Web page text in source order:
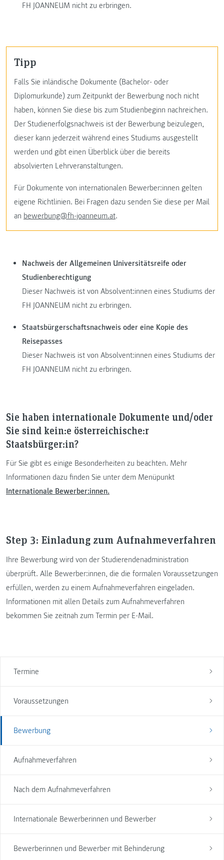
Termine
Voraussetzungen
Bewerbung
Aufnahmeverfahren
Nach dem Aufnahmeverfahren
Internationale Bewerberinnen und Bewerber
Bewerberinnen und Bewerber mit Behinderung
FH JOANNEUM nicht zu erbringen.
Tipp
Falls Sie inländische Dokumente (Bachelor- oder
Diplomurkunde) zum Zeitpunkt der Bewerbung noch nicht
haben, können Sie diese bis zum Studienbeginn nachreichen.
Der Studienerfolgsnachweis ist der Bewerbung beizulegen,
dieser kann jederzeit während eines Studiums ausgestellt
werden und gibt einen Überblick über die bereits
absolvierten Lehrveranstaltungen.
Für Dokumente von internationalen Bewerber:innen gelten
eigene Richtlinien. Bei Fragen dazu senden Sie diese per Mail
an bewerbung@fh-joanneum.at.
Nachweis der Allgemeinen Universitätsreife oder
Studienberechtigung
Dieser Nachweis ist von Absolvent:innen eines Studiums der
FH JOANNEUM nicht zu erbringen.
Staatsbürgerschaftsnachweis oder eine Kopie des
Reisepasses
Dieser Nachweis ist von Absolvent:innen eines Studiums der
FH JOANNEUM nicht zu erbringen.
Sie haben internationale Dokumente und/oder
Sie sind kein:e österreichische:r
Staatsbürger:in?
Für Sie gibt es einige Besonderheiten zu beachten. Mehr
Informationen dazu finden Sie unter dem Menüpunkt
Internationale Bewerber:innen.
Step 3: Einladung zum Aufnahmeverfahren
Ihre Bewerbung wird von der Studierendenadministration
überprüft. Alle Bewerber:innen, die die formalen Voraussetzungen
erfüllen, werden zu einem Aufnahmeverfahren eingeladen.
Informationen mit allen Details zum Aufnahmeverfahren
bekommen Sie zeitnah zum Termin per E-Mail.